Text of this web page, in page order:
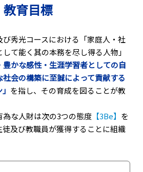
教育目標
秀光コースにおける「家庭人・社
て能く其の本務を尽し得る人物」
豊かな感性・生涯学習者としての自
会の構築に至誠によって貢献する
を指し、その育成を図ることが教
な人財は次の3つの態度 【3Be】 を
及び教職員が獲得することに組織